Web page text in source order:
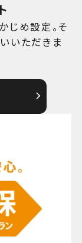
じめ設定。そ
いただきま